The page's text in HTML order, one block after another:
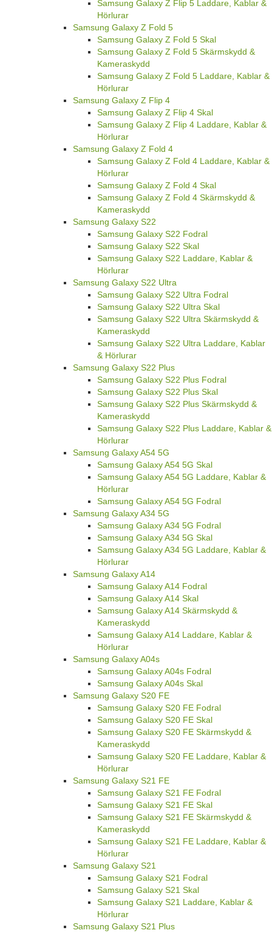
Samsung Galaxy Z Flip 5 Laddare, Kablar &
Hörlurar
Samsung Galaxy Z Fold 5
Samsung Galaxy Z Fold 5 Skal
Samsung Galaxy Z Fold 5 Skärmskydd &
Kameraskydd
Samsung Galaxy Z Fold 5 Laddare, Kablar &
Hörlurar
Samsung Galaxy Z Flip 4
Samsung Galaxy Z Flip 4 Skal
Samsung Galaxy Z Flip 4 Laddare, Kablar &
Hörlurar
Samsung Galaxy Z Fold 4
Samsung Galaxy Z Fold 4 Laddare, Kablar &
Hörlurar
Samsung Galaxy Z Fold 4 Skal
Samsung Galaxy Z Fold 4 Skärmskydd &
Kameraskydd
Samsung Galaxy S22
Samsung Galaxy S22 Fodral
Samsung Galaxy S22 Skal
Samsung Galaxy S22 Laddare, Kablar &
Hörlurar
Samsung Galaxy S22 Ultra
Samsung Galaxy S22 Ultra Fodral
Samsung Galaxy S22 Ultra Skal
Samsung Galaxy S22 Ultra Skärmskydd &
Kameraskydd
Samsung Galaxy S22 Ultra Laddare, Kablar
& Hörlurar
Samsung Galaxy S22 Plus
Samsung Galaxy S22 Plus Fodral
Samsung Galaxy S22 Plus Skal
Samsung Galaxy S22 Plus Skärmskydd &
Kameraskydd
Samsung Galaxy S22 Plus Laddare, Kablar &
Hörlurar
Samsung Galaxy A54 5G
Samsung Galaxy A54 5G Skal
Samsung Galaxy A54 5G Laddare, Kablar &
Hörlurar
Samsung Galaxy A54 5G Fodral
Samsung Galaxy A34 5G
Samsung Galaxy A34 5G Fodral
Samsung Galaxy A34 5G Skal
Samsung Galaxy A34 5G Laddare, Kablar &
Hörlurar
Samsung Galaxy A14
Samsung Galaxy A14 Fodral
Samsung Galaxy A14 Skal
Samsung Galaxy A14 Skärmskydd &
Kameraskydd
Samsung Galaxy A14 Laddare, Kablar &
Hörlurar
Samsung Galaxy A04s
Samsung Galaxy A04s Fodral
Samsung Galaxy A04s Skal
Samsung Galaxy S20 FE
Samsung Galaxy S20 FE Fodral
Samsung Galaxy S20 FE Skal
Samsung Galaxy S20 FE Skärmskydd &
Kameraskydd
Samsung Galaxy S20 FE Laddare, Kablar &
Hörlurar
Samsung Galaxy S21 FE
Samsung Galaxy S21 FE Fodral
Samsung Galaxy S21 FE Skal
Samsung Galaxy S21 FE Skärmskydd &
Kameraskydd
Samsung Galaxy S21 FE Laddare, Kablar &
Hörlurar
Samsung Galaxy S21
Samsung Galaxy S21 Fodral
Samsung Galaxy S21 Skal
Samsung Galaxy S21 Laddare, Kablar &
Hörlurar
Samsung Galaxy S21 Plus